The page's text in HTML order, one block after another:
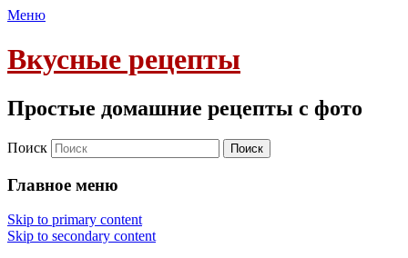
Меню
Вкусные рецепты
Простые домашние рецепты с фото
Поиск
Главное меню
Skip to primary content
Skip to secondary content